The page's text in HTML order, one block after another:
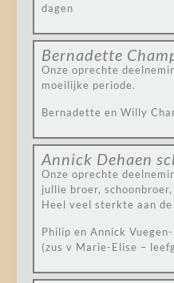
dagen
Bernadette
Onze oprechte
moeilijke periode.
Bernadette en Willy
Annick Dehaen
Onze oprechte
jullie broer,
Heel veel sterkte aan
Philip en Annick
(zus v Marie-Elise –